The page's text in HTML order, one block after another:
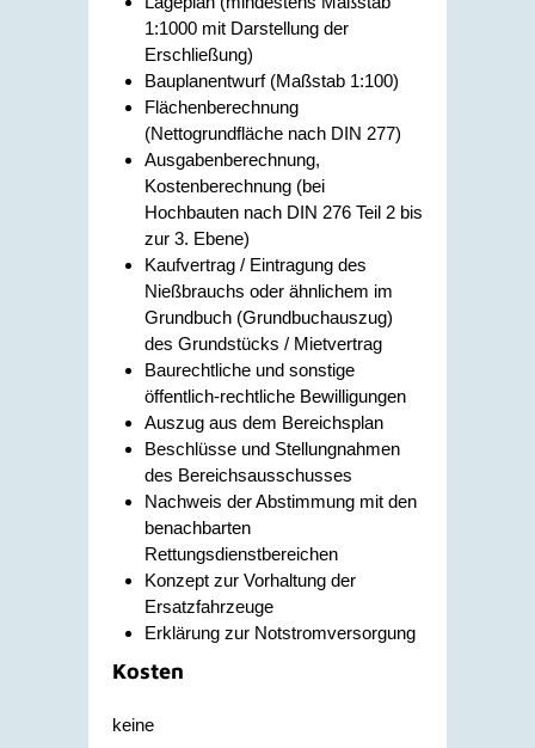
1:1000 mit Darstellung der
Erschließung)
Bauplanentwurf (Maßstab 1:100)
Flächenberechnung
(Nettogrundfläche nach DIN 277)
Ausgabenberechnung,
Kostenberechnung (bei
Hochbauten nach DIN 276 Teil 2 bis
zur 3. Ebene)
Kaufvertrag / Eintragung des
Nießbrauchs oder ähnlichem im
Grundbuch (Grundbuchauszug)
des Grundstücks / Mietvertrag
Baurechtliche und sonstige
öffentlich-rechtliche Bewilligungen
Auszug aus dem Bereichsplan
Beschlüsse und Stellungnahmen
des Bereichsausschusses
Nachweis der Abstimmung mit den
benachbarten
Rettungsdienstbereichen
Konzept zur Vorhaltung der
Ersatzfahrzeuge
Erklärung zur Notstromversorgung
Kosten
keine